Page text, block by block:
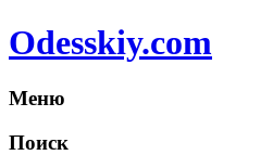
Odesskiy.com
Меню
Поиск